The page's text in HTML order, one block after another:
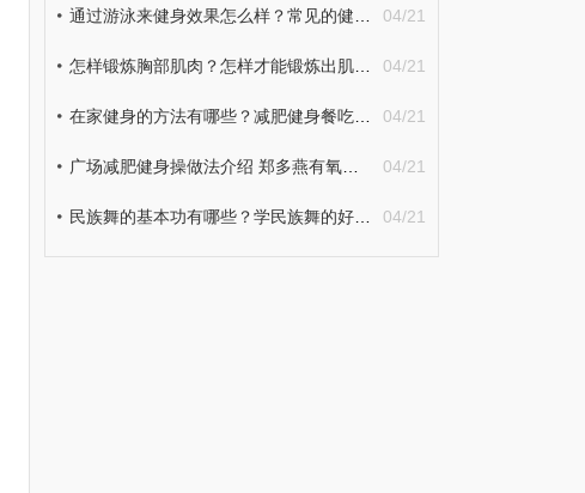
04/21
通过游泳来健身效果怎么样？常见的健身方法介绍
04/21
怎样锻炼胸部肌肉？怎样才能锻炼出肌肉？
04/21
在家健身的方法有哪些？减肥健身餐吃什么东西效果最好？
04/21
广场减肥健身操做法介绍 郑多燕有氧减肥操具体步骤有哪些？
04/21
民族舞的基本功有哪些？学民族舞的好处详细介绍